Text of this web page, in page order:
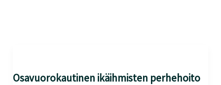
Osavuorokautinen ikäihmisten perhehoito